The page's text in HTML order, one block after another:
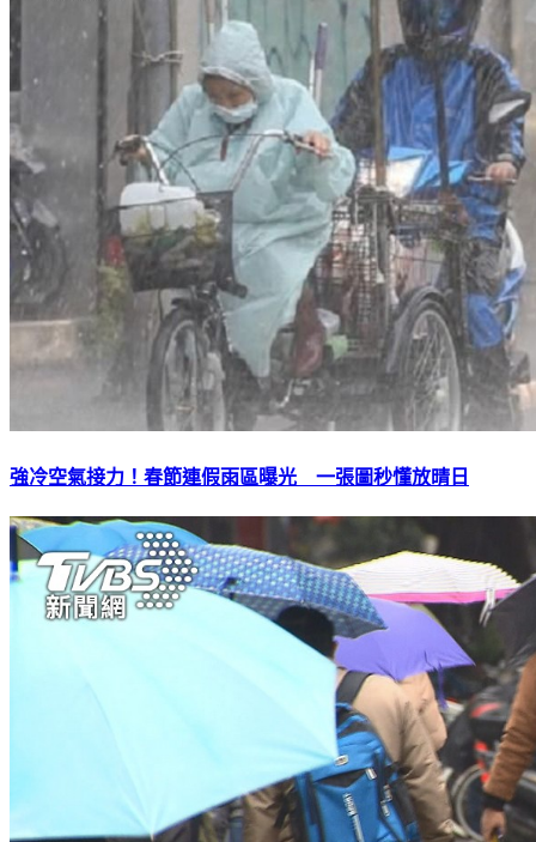
強冷空氣接力！春節連假雨區曝光 一張圖秒懂放晴日